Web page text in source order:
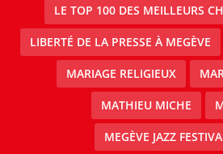
LE TOP 100 DES MEILLEURS
LIBERTÉ DE LA PRESSE À MEGÈVE
MARIAGE RELIGIEUX
MATHIEU MICHE
MEGÈVE JAZZ